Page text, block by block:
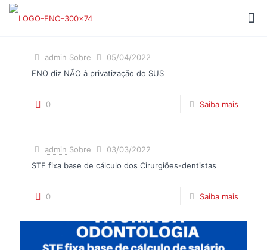
admin Sobre
05/04/2022
FNO diz NÃO à privatização do SUS
0 Saiba mais
admin Sobre
03/03/2022
STF fixa base de cálculo dos Cirurgiões-dentistas
0 Saiba mais